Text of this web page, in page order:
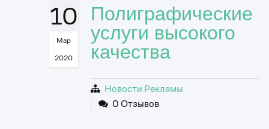
10
Мар
2020
Полиграфические
услуги высокого
качества
Новости Рекламы
0 Отзывов